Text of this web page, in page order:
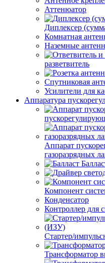
Аттенюатор
Диплексер
Комнатная
Наземные
разветвитель
Спутниковая
Усилители для
Аппаратура
Аппарат
газоразрядных
Компонент
Конденсатор
Контроллер для
Стартер/
Трансформатор